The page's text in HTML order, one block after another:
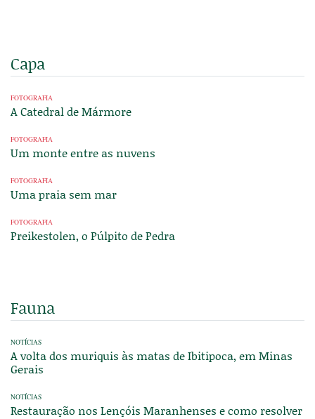
Capa
FOTOGRAFIA
A Catedral de Mármore
FOTOGRAFIA
Um monte entre as nuvens
FOTOGRAFIA
Uma praia sem mar
FOTOGRAFIA
Preikestolen, o Púlpito de Pedra
Fauna
NOTÍCIAS
A volta dos muriquis às matas de Ibitipoca, em Minas
Gerais
NOTÍCIAS
Restauração nos Lençóis Maranhenses e como resolver